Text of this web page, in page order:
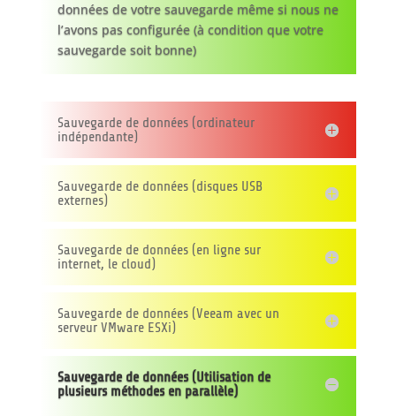
données de votre sauvegarde même si nous ne
l’avons pas configurée (à condition que votre
sauvegarde soit bonne)
Sauvegarde de données (ordinateur
indépendante)
Sauvegarde de données (disques USB
externes)
Sauvegarde de données (en ligne sur
internet, le cloud)
Sauvegarde de données (Veeam avec un
serveur VMware ESXi)
Sauvegarde de données (Utilisation de
plusieurs méthodes en parallèle)